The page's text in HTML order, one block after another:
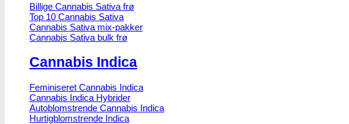
Billige Cannabis Sativa frø
Top 10 Cannabis Sativa
Cannabis Sativa mix-pakker
Cannabis Sativa bulk frø
Cannabis Indica
Feminiseret Cannabis Indica
Cannabis Indica Hybrider
Autoblomstrende Cannabis Indica
Hurtigblomstrende Indica